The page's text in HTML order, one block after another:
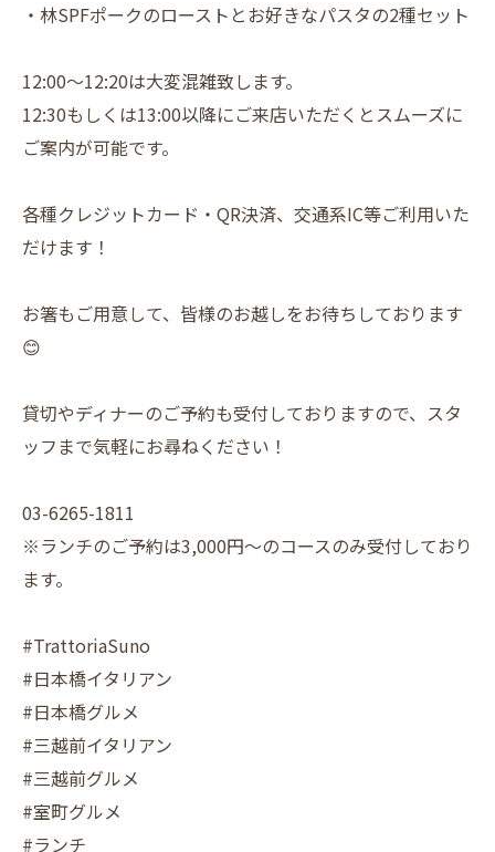
・林SPFポークのローストとお好きなパスタの2種セット
12:00～12:20は大変混雑致します。
12:30もしくは13:00以降にご来店いただくとスムーズに
ご案内が可能です。
各種クレジットカード・QR決済、交通系IC等ご利用いた
だけます！
お箸もご用意して、皆様のお越しをお待ちしております
😊
貸切やディナーのご予約も受付しておりますので、スタ
ッフまで気軽にお尋ねください！
03-6265-1811
※ランチのご予約は3,000円～のコースのみ受付しており
ます。
#TrattoriaSuno
#日本橋イタリアン
#日本橋グルメ
#三越前イタリアン
#三越前グルメ
#室町グルメ
#ランチ